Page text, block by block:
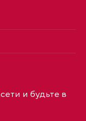
и будьте в